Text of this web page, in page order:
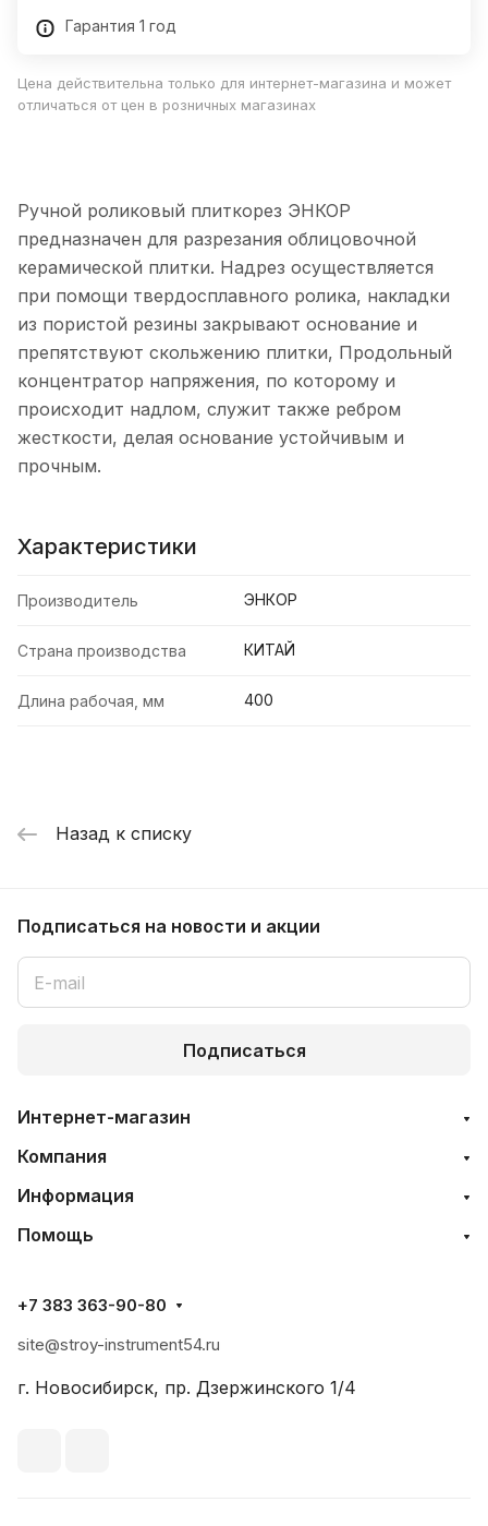
Гарантия 1 год
Цена действительна только для интернет-магазина и может
отличаться от цен в розничных магазинах
Ручной роликовый плиткорез ЭНКОР
предназначен для разрезания облицовочной
керамической плитки. Надрез осуществляется
при помощи твердосплавного ролика, накладки
из пористой резины закрывают основание и
препятствуют скольжению плитки, Продольный
концентратор напряжения, по которому и
происходит надлом, служит также ребром
жесткости, делая основание устойчивым и
прочным.
Характеристики
Производитель ЭНКОР
Страна производства КИТАЙ
Длина рабочая, мм 400
Назад к списку
Подписаться на новости и акции
Подписаться
Интернет-магазин
Компания
Информация
Помощь
+7 383 363-90-80
site@stroy-instrument54.ru
г. Новосибирск, пр. Дзержинского 1/4